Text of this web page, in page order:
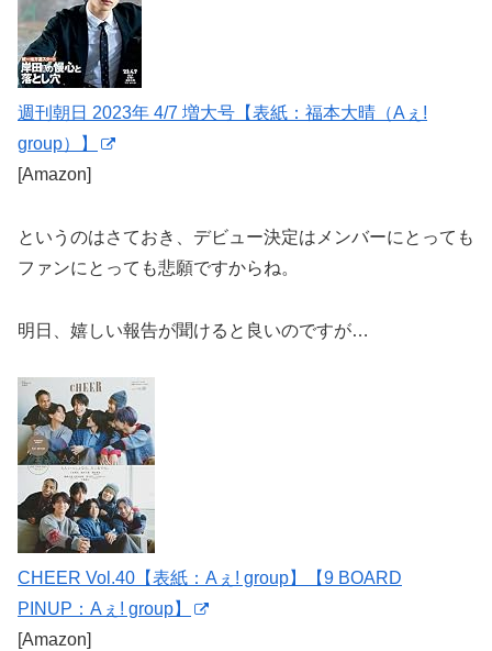
週刊朝日 2023年 4/7 増大号【表紙：福本大晴（Aぇ!
group）】
[Amazon]
というのはさておき、デビュー決定はメンバーにとっても
ファンにとっても悲願ですからね。
明日、嬉しい報告が聞けると良いのですが…
CHEER Vol.40【表紙：Aぇ! group】【9 BOARD
PINUP：Aぇ! group】
[Amazon]